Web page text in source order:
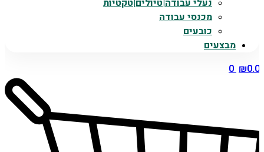
נעלי עבודה|טיולים|טקטיות
מכנסי עבודה
כובעים
מבצעים
₪
0